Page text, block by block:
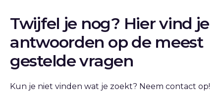
Twijfel je nog? Hier vind je
antwoorden op de meest
gestelde vragen
Kun je niet vinden wat je zoekt? Neem contact op!